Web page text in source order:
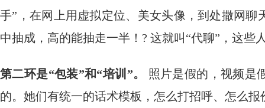
手”，在网上用虚拟定位、美女头像，到处撒网
中抽成，高的能抽走一半！? 这就叫“代聊”，这些
第二环是“包装”和“培训”。
照片是假的，视频是
的。她们有统一的话术模板，怎么打招呼、怎么